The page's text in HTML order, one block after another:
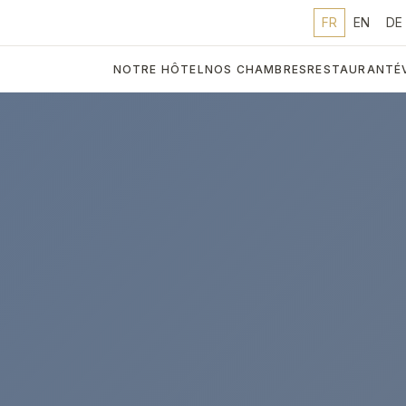
FR EN DE
NOTRE HÔTELNOS CHAMBRESRESTAURANT